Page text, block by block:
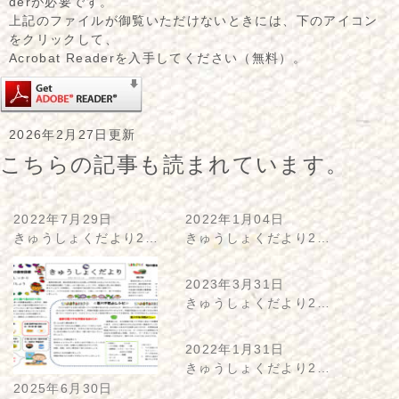
上記のファイルが御覧いただけないときには、下のアイコン
をクリックして、
Acrobat Readerを入手してください（無料）。
2026年2月27日更新
こちらの記事も読まれています。
2022年7月29日
きゅうしょくだより2…
2022年1月04日
きゅうしょくだより2…
2025年6月30日
2023年3月31日
きゅうしょくだより2…
2022年1月31日
きゅうしょくだより2…